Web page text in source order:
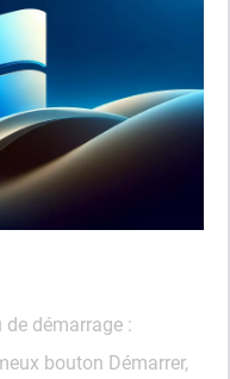
démarrage :
bouton Démarrer,